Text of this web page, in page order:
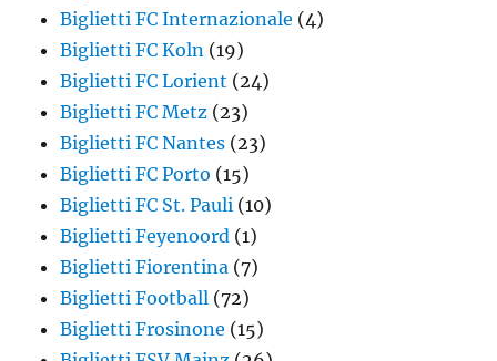
Biglietti FC Internazionale (4)
Biglietti FC Koln (19)
Biglietti FC Lorient (24)
Biglietti FC Metz (23)
Biglietti FC Nantes (23)
Biglietti FC Porto (15)
Biglietti FC St. Pauli (10)
Biglietti Feyenoord (1)
Biglietti Fiorentina (7)
Biglietti Football (72)
Biglietti Frosinone (15)